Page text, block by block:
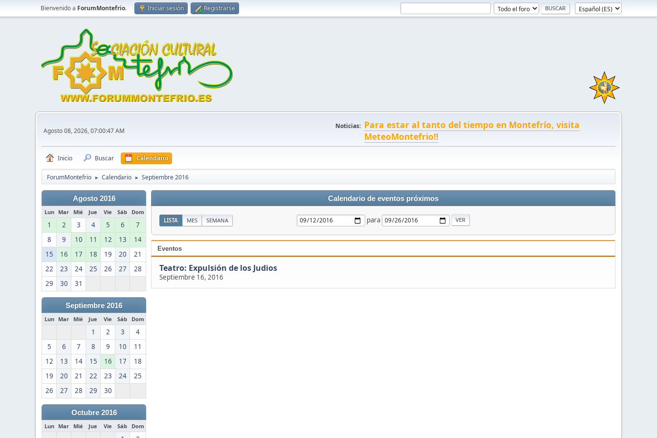
Bienvenido a ForumMontefrio. Iniciar sesión Registrarse
Agosto 08, 2026, 07:00:47 AM
Noticias: Para estar al tanto del tiempo en Montefrío, visita
MeteoMontefrio!!
Inicio Buscar Calendario
ForumMontefrio ► Calendario ► Septiembre 2016
Agosto 2016
Lun Mar Mié Jue Vie Sáb Dom
1 2 3 4 5 6
7
8
9 10 11 12 13
14
15
16 17 18 19 20
21
22
23 24 25 26 27
28
29
30 31
Septiembre 2016
Lun Mar Mié Jue Vie Sáb Dom
1 2 3
4
5
6 7 8 9 10
11
12
13 14 15 16 17
18
19
20 21 22 23 24
25
26
27 28 29 30
Octubre 2016
Lun Mar Mié Jue Vie Sáb Dom
Calendario de eventos próximos
LISTA MES SEMANA para
Eventos
Teatro: Expulsión de los Judios
Septiembre 16, 2016